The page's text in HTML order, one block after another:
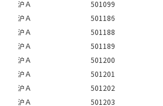
沪Ａ
501099
沪Ａ
501186
沪Ａ
501188
沪Ａ
501189
沪Ａ
501200
沪Ａ
501201
沪Ａ
501202
沪Ａ
501203